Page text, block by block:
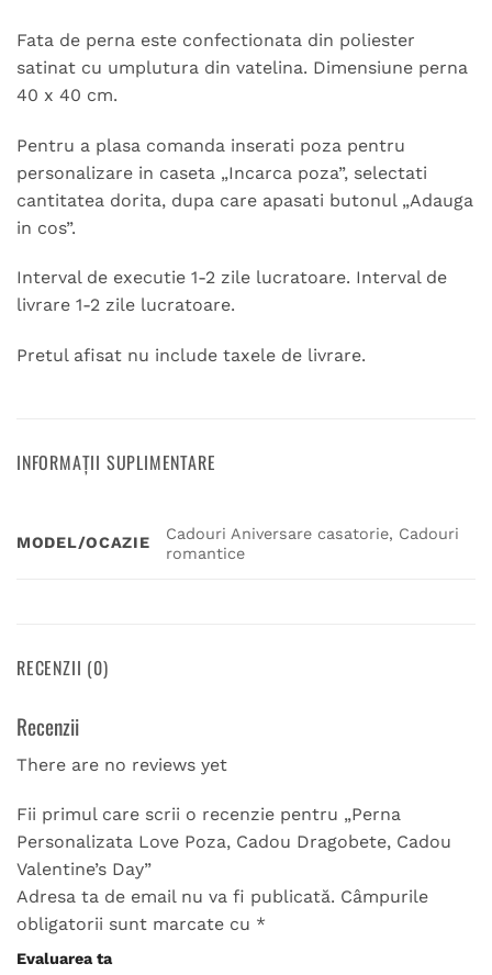
Fata de perna este confectionata din poliester
satinat cu umplutura din vatelina. Dimensiune perna
40 x 40 cm.
Pentru a plasa comanda inserati poza pentru
personalizare in caseta „Incarca poza”, selectati
cantitatea dorita, dupa care apasati butonul „Adauga
in cos”.
Interval de executie 1-2 zile lucratoare. Interval de
livrare 1-2 zile lucratoare.
Pretul afisat nu include taxele de livrare.
INFORMAȚII SUPLIMENTARE
MODEL/OCAZIE
Cadouri Aniversare casatorie, Cadouri
romantice
RECENZII (0)
Recenzii
There are no reviews yet
Fii primul care scrii o recenzie pentru „Perna
Personalizata Love Poza, Cadou Dragobete, Cadou
Valentine’s Day”
Adresa ta de email nu va fi publicată. Câmpurile
obligatorii sunt marcate cu *
Evaluarea ta